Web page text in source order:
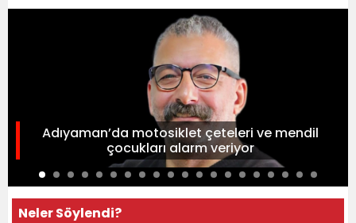
Adıyaman’da motosiklet çeteleri ve mendil
çocukları alarm veriyor
Neler Söylendi?